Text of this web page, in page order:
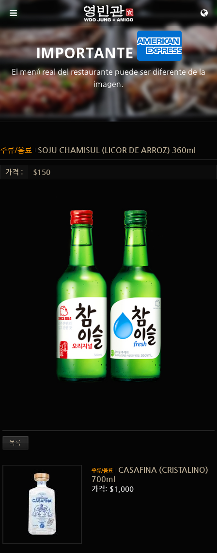
메뉴 건너뛰기
IMPORTANTE
El menú real del restaurante puede ser diferente de la
imagen.
주류/음료 SOJU CHAMISUL (LICOR DE ARROZ) 360ml
가격 : $150
목록
주류/음료
CASAFINA (CRISTALINO)
700ml
가격: $1,000